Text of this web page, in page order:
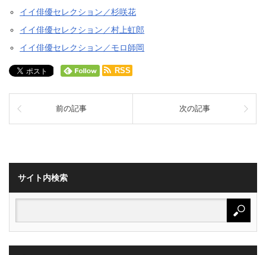
イイ俳優セレクション／杉咲花
イイ俳優セレクション／村上虹郎
イイ俳優セレクション／モロ師岡
RSS
前の記事 次の記事
サイト内検索